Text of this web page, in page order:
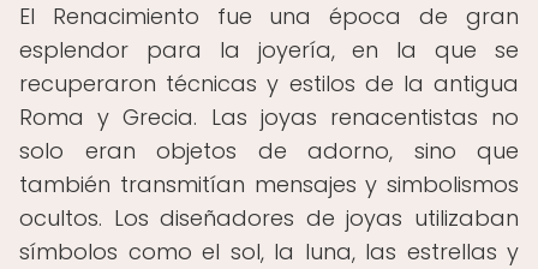
El Renacimiento fue una época de gran
esplendor para la joyería, en la que se
recuperaron técnicas y estilos de la antigua
Roma y Grecia. Las joyas renacentistas no
solo eran objetos de adorno, sino que
también transmitían mensajes y simbolismos
ocultos. Los diseñadores de joyas utilizaban
símbolos como el sol, la luna, las estrellas y